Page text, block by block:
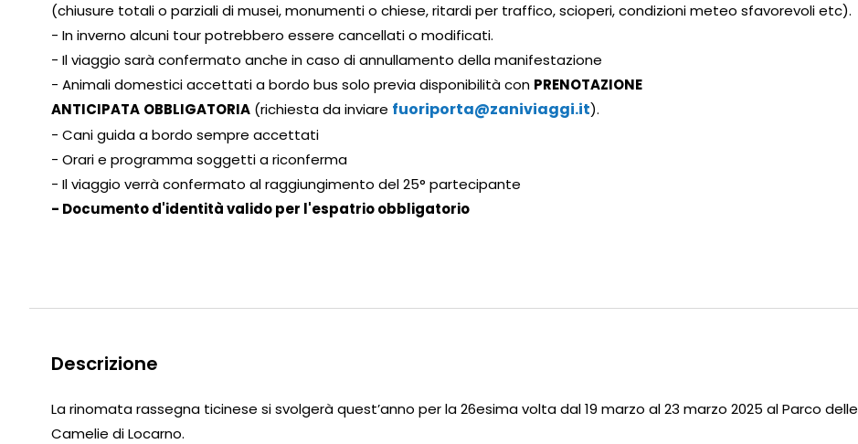
(chiusure totali o parziali di musei, monumenti o chiese, ritardi per traffico, scioperi, condizioni meteo sfavorevoli etc).
- In inverno alcuni tour potrebbero essere cancellati o modificati.
- Il viaggio sarà confermato anche in caso di annullamento della manifestazione
- Animali domestici accettati a bordo bus solo previa disponibilità con PRENOTAZIONE
ANTICIPATA OBBLIGATORIA (richiesta da inviare fuoriporta@zaniviaggi.it).
- Cani guida a bordo sempre accettati
- Orari e programma soggetti a riconferma
- Il viaggio verrà confermato al raggiungimento del 25° partecipante
- Documento d'identità valido per l'espatrio obbligatorio
Descrizione
La rinomata rassegna ticinese si svolgerà quest’anno per la 26esima volta dal 19 marzo al 23 marzo 2025 al Parco delle
Camelie di Locarno.